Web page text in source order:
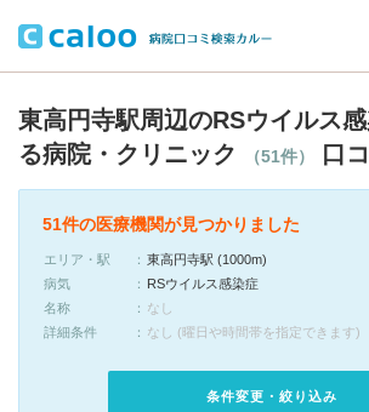
東高円寺駅周辺のRSウイルス
る病院・クリニック
（51件） 口
51件の医療機関が見つかりました
エリア・駅
東高円寺駅 (1000m)
病気
RSウイルス感染症
名称
なし
詳細条件
なし (曜日や時間帯を指定できます)
条件変更・絞り込み